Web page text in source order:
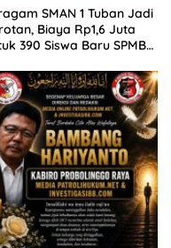
SMAN 1 Tuban Jadi
Biaya Rp1,6 Juta
390 Siswa Baru SPMB